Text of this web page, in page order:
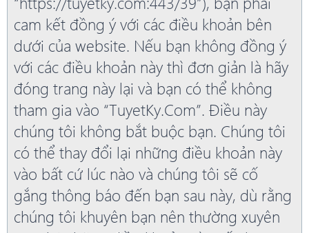
cam kết đồng ý với các điều khoản bên
dưới của website. Nếu bạn không đồng ý
với các điều khoản này thì đơn giản là hãy
đóng trang này lại và bạn có thể không
tham gia vào “TuyetKy.Com”. Điều này
chúng tôi không bắt buộc bạn. Chúng tôi
có thể thay đổi lại những điều khoản này
vào bất cứ lúc nào và chúng tôi sẽ cố
gắng thông báo đến bạn sau này, dù rằng
chúng tôi khuyên bạn nên thường xuyên